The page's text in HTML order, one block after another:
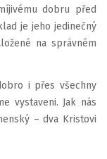
dobru před
je jeho jedinečný
na správném
i přes všechny
vystaveni. Jak nás
– dva Kristovi